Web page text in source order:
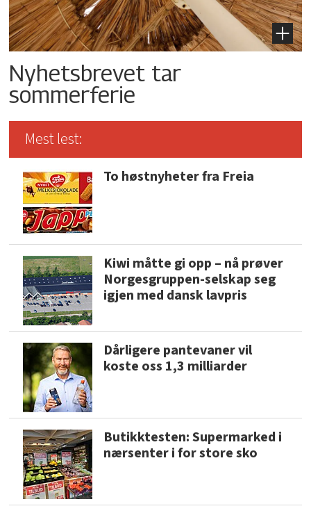
Nyhetsbrevet tar
sommerferie
Mest lest:
To høstnyheter fra Freia
Kiwi måtte gi opp – nå prøver
Norgesgruppen-selskap seg
igjen med dansk lavpris
Dårligere pantevaner vil
koste oss 1,3 milliarder
Butikktesten: Supermarked i
nærsenter i for store sko